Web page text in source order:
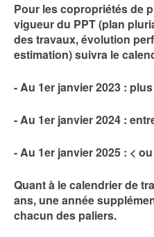
Pour les copropriétés de
vigueur du PPT (plan
des travaux, évolution
estimation) suivra le
- Au 1er janvier 2023 :
- Au 1er janvier 2024 :
- Au 1er janvier 2025 : <
Quant à le calendrier de
ans, une année
chacun des paliers.